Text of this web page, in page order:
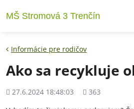
MŠ Stromová 3 Trenčín
Informácie pre rodičov
Ako sa recykluje
Pridané
27.6.2024 18:48:03
Počet
363